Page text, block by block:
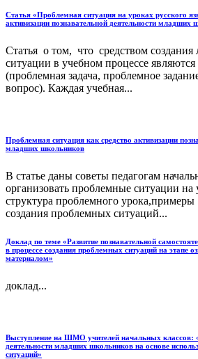
Статья «Проблемная ситуация на уроках русского
активизации познавательной деятельности младших
Статья о том, что средством
ситуации в учебном процессе
(проблемная задача, проблемное
вопрос). Каждая учебная...
Проблемная ситуация как средство активизации
младших школьников
В статье даны советы педагогам
организовать проблемные ситуации на
структура проблемного урока,примеры
создания проблемных ситуаций...
Доклад по теме «Развитие познавательной
в процессе создания проблемных ситуаций на этапе
материалом»
доклад...
Выступление на ШМО учителей начальных классов:
деятельности младших школьников на основе
ситуаций»